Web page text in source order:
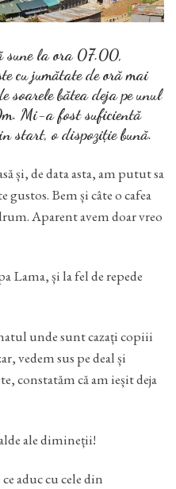
sune la ora 07.00,
cu jumătate de oră mai
soarele bătea deja pe unul
Mi-a fost suficientă
start, o dispoziție bună.
și, de data asta, am putut sa
Bem și câte o cafea
Aparent avem doar vreo
Lama, și la fel de repede
unde sunt cazați copiii
vedem sus pe deal și
constatăm că am ieșit deja
ale dimineții!
aduc cu cele din